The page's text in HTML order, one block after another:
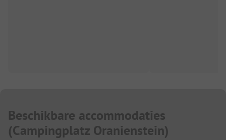
Beschikbare accommodaties
(Campingplatz Oranienstein)